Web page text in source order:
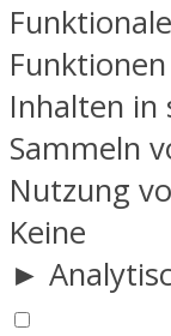
Inhalten in
Sammeln
Nutzung
Keine
►